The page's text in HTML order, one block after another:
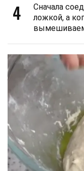
4
Сначала
ложкой, а